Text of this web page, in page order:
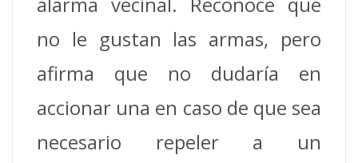
no le gustan las armas, pero
afirma que no dudaría en
accionar una en caso de que sea
necesario repeler a un